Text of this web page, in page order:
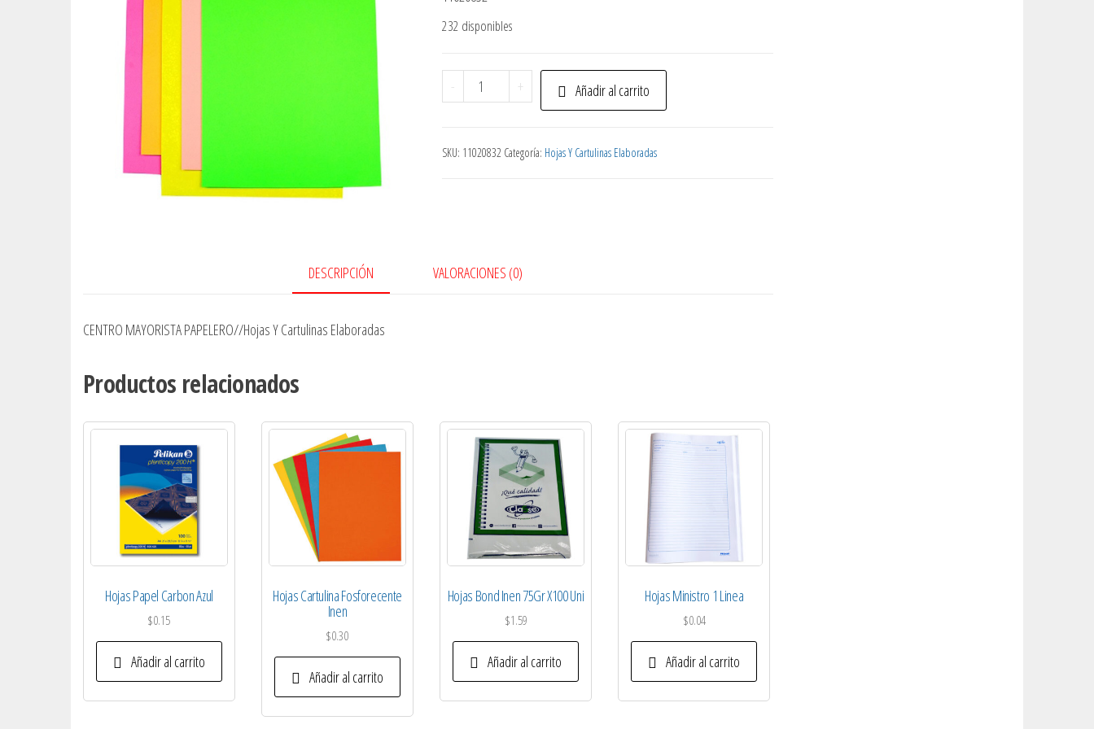
232 disponibles
-
Hojas
Papel
A3
+ Añadir al carrito
SKU: 11020832 Categoría: Hojas Y Cartulinas Elaboradas
DESCRIPCIÓN VALORACIONES (0)
CENTRO MAYORISTA PAPELERO//Hojas Y Cartulinas Elaboradas
Productos relacionados
Hojas Papel Carbon Azul
$0.15
Añadir al carrito
Hojas Cartulina Fosforecente
Inen
$0.30
Añadir al carrito
Hojas Bond Inen 75Gr X100 Uni
$1.59
Añadir al carrito
Hojas Ministro 1 Linea
$0.04
Añadir al carrito